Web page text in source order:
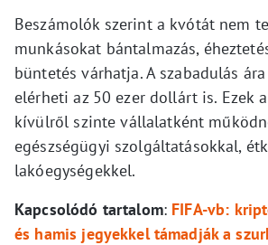
Beszámolók szerint a kvótát nem
munkásokat bántalmazás,
büntetés várhatja. A szabadulás
elérheti az 50 ezer dollárt is. Ezek
kívülről szinte vállalatként
egészségügyi szolgáltatásokkal,
lakóegységekkel.
Kapcsolódó tartalom: FIFA-vb:
és hamis jegyekkel támadják a